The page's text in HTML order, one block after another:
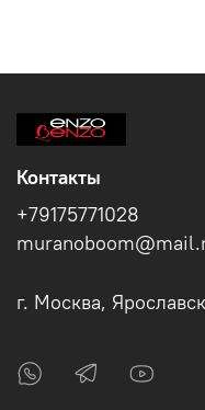
Контакты
+79175771028
г. Москва,